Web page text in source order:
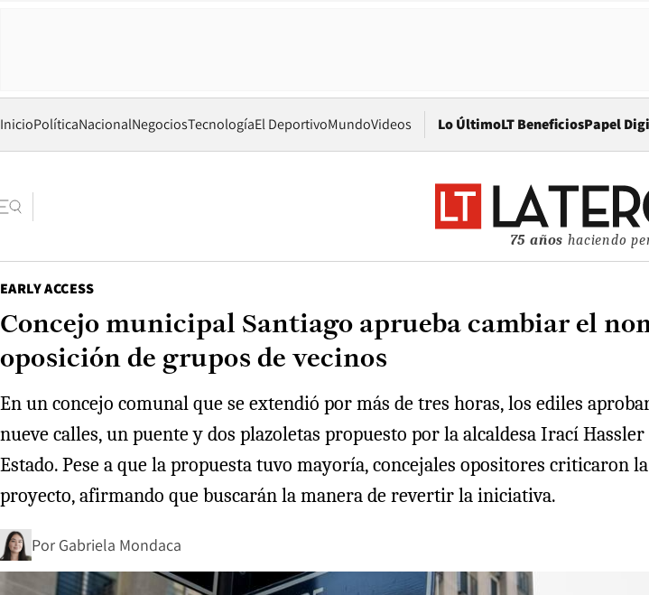
InicioPolíticaNacionalNegociosTecnologíaEl DeportivoMundoVideos Lo ÚltimoLT BeneficiosPapel
75 años haciendo
EARLY ACCESS
Concejo municipal Santiago aprueba cambiar el
oposición de grupos de vecinos
En un concejo comunal que se extendió por más de tres horas, los ediles
nueve calles, un puente y dos plazoletas propuesto por la alcaldesa Irací
Estado. Pese a que la propuesta tuvo mayoría, concejales opositores criticaron
proyecto, afirmando que buscarán la manera de revertir la iniciativa.
Por Gabriela Mondaca